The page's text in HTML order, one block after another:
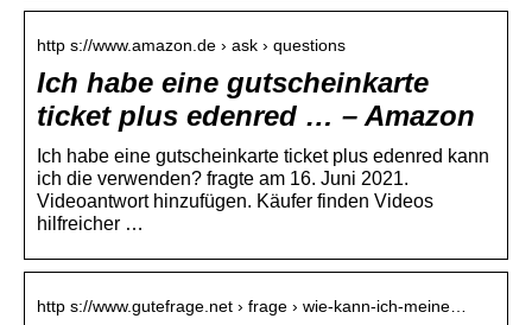
http s://www.amazon.de › ask › questions
Ich habe eine gutscheinkarte
ticket plus edenred … – Amazon
Ich habe eine gutscheinkarte ticket plus edenred kann
ich die verwenden? fragte am 16. Juni 2021.
Videoantwort hinzufügen. Käufer finden Videos
hilfreicher …
http s://www.gutefrage.net › frage › wie-kann-ich-meine…